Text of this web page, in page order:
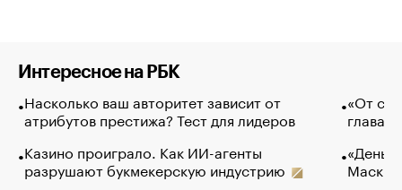
Интересное на РБК
Насколько ваш авторитет зависит от
атрибутов престижа? Тест для лидеров
Казино проиграло. Как ИИ-агенты
разрушают букмекерскую индустрию
«От
глава
Маск в